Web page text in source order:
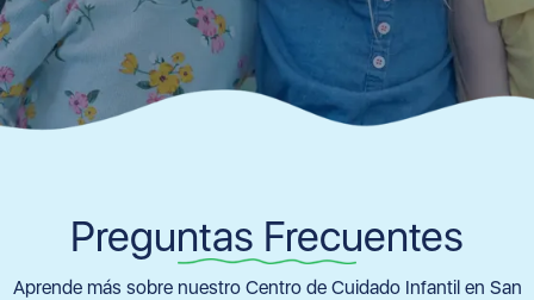
Preguntas Frecuentes
Aprende más sobre nuestro Centro de Cuidado Infantil en San